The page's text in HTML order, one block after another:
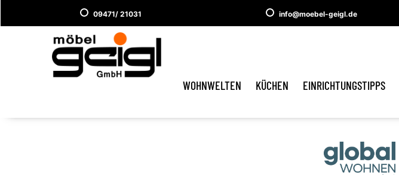
09471/ 21031 info@moebel-geigl.de
WOHNWELTEN KÜCHEN EINRICHTUNGSTIPPS